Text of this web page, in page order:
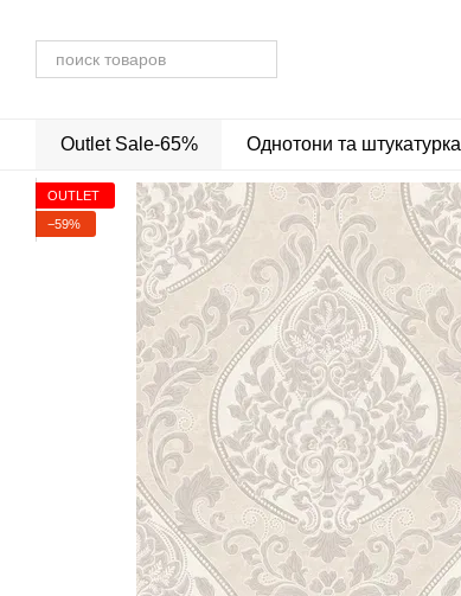
Outlet Sale-65% Однотони та штукатурка
OUTLET
−59%